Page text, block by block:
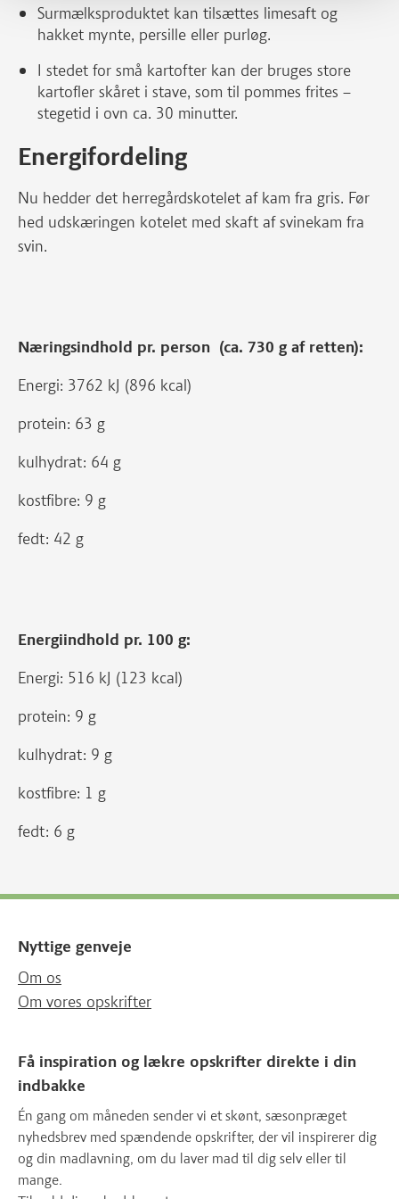
Surmælksproduktet kan tilsættes limesaft og
hakket mynte, persille eller purløg.
I stedet for små kartofter kan der bruges store
kartofler skåret i stave, som til pommes frites –
stegetid i ovn ca. 30 minutter.
Energifordeling
Nu hedder det herregårdskotelet af kam fra gris. Før
hed udskæringen kotelet med skaft af svinekam fra
svin.
Næringsindhold pr. person (ca. 730 g af retten):
Energi: 3762 kJ (896 kcal)
protein: 63 g
kulhydrat: 64 g
kostfibre: 9 g
fedt: 42 g
Energiindhold pr. 100 g:
Energi: 516 kJ (123 kcal)
protein: 9 g
kulhydrat: 9 g
kostfibre: 1 g
fedt: 6 g
Nyttige genveje
Om os
Om vores opskrifter
Få inspiration og lækre opskrifter direkte i din
indbakke
Én gang om måneden sender vi et skønt, sæsonpræget
nyhedsbrev med spændende opskrifter, der vil inspirerer dig
og din madlavning, om du laver mad til dig selv eller til
mange.